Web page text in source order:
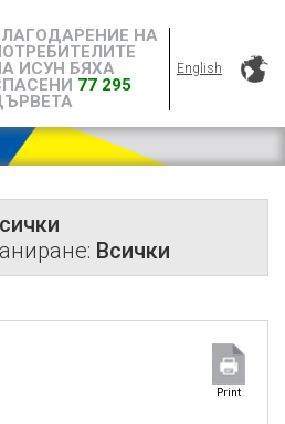
НА
ИСУН БЯХА
77 295
English
Всички
Print